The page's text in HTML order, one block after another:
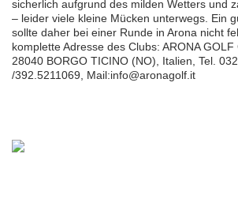
sicherlich aufgrund des milden Wetters und
– leider viele kleine Mücken unterwegs. Ein
sollte daher bei einer Runde in Arona nicht
komplette Adresse des Clubs: ARONA GOLF
28040 BORGO TICINO (NO), Italien, Tel.
/392.5211069, Mail:info@aronagolf.it